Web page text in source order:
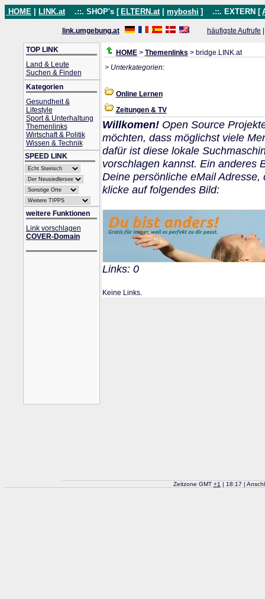
HOME LINK.at .::. SHOP's [ ELTERN.at myboshi ] .::. EXTERN [
link.umgebung.at häufigste Aufrufe
TOP LINK
Land & Leute
Suchen & Finden
Kategorien
Gesundheit &
Lifestyle
Sport & Unterhaltung
Themenlinks
Wirtschaft & Politik
Wissen & Technik
SPEED LINK
weitere Funktionen
Link vorschlagen
COVER-Domain
HOME> Themenlinks > bridge.LINK.at
> Unterkategorien:
Online Lernen
Zeitungen & TV
Willkomen!Open Source
möchten, dass möglichst viele
dafür ist diese lokale
vorschlagen kannst. Ein anderes
Deine persönliche eMail
klicke auf folgendes Bild:
Links: 0
Keine Links.
Zeitzone GMT +1 | 18:17 |